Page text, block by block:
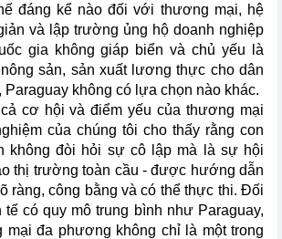
đáng kể nào đối với thương mại, hệ
và lập trường ủng hộ doanh nghiệp
gia không giáp biển và chủ yếu là
sản, sản xuất lương thực cho dân
không có lựa chọn nào khác.
cơ hội và điểm yếu của thương mại
của chúng tôi cho thấy rằng con
không đòi hỏi sự cô lập mà là sự hội
thị trường toàn cầu - được hướng dẫn
ràng, công bằng và có thể thực thi. Đối
có quy mô trung bình như Paraguay,
mại đa phương không chỉ là một trong